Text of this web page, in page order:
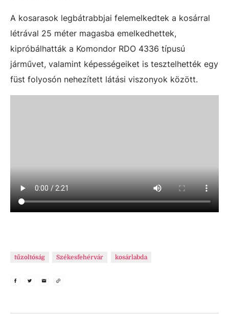
A kosarasok legbátrabbjai felemelkedtek a kosárral
létrával 25 méter magasba emelkedhettek,
kipróbálhatták a Komondor RDO 4336 típusú
járművet, valamint képességeiket is tesztelhették egy
füst folyosón nehezített látási viszonyok között.
tűzoltóság Székesfehérvár kosárlabda